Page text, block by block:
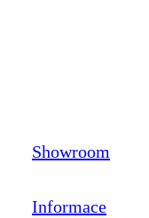
Showroom
Informace